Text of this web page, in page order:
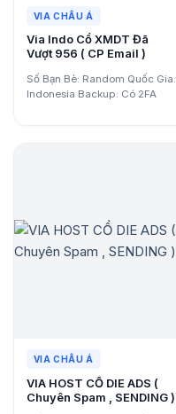
VIA CHÂU Á
Via Indo Cổ XMDT Đã
Vượt 956 ( CP Email )
Số Bạn Bè: Random Quốc Gia:
Indonesia Backup: Có 2FA
VIA CHÂU Á
VIA HOST CỔ DIE ADS (
Chuyên Spam , SENDING )